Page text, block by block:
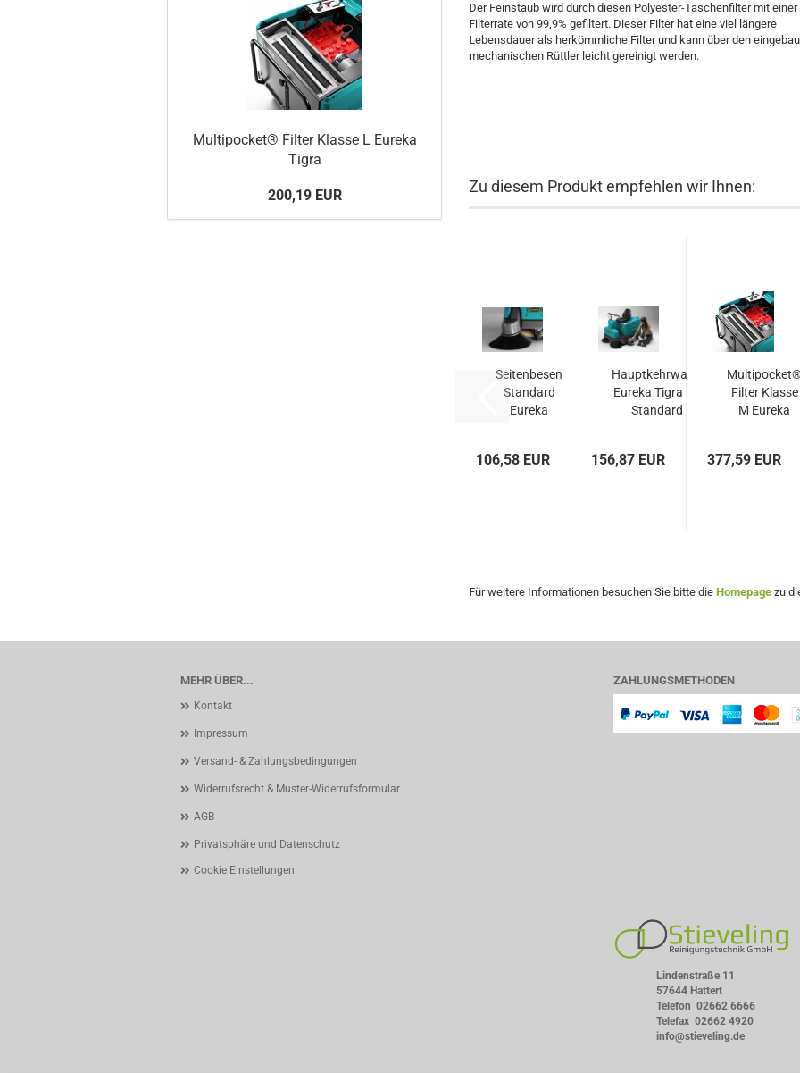
Der Feinstaub wird durch diesen Polyester-Taschenfilter mit einer
Filterrate von 99,9% gefiltert. Dieser Filter hat eine viel längere
Lebensdauer als herkömmliche Filter und kann über den
mechanischen Rüttler leicht gereinigt werden.
Zu diesem Produkt empfehlen wir Ihnen:
Seitenbesen
Standard
Eureka
106,58 EUR
Hauptkehrwalze
Eureka Tigra EB
Standard
156,87 EUR
Filter Klasse
M Eureka
377,59 EUR
Für weitere Informationen besuchen Sie bitte dieHomepage zu
Multipocket® Filter Klasse L Eureka
Tigra
200,19 EUR
MEHR ÜBER...
Kontakt
Impressum
Versand- & Zahlungsbedingungen
Widerrufsrecht & Muster-Widerrufsformular
AGB
Privatsphäre und Datenschutz
Cookie Einstellungen
ZAHLUNGSMETHODEN
Lindenstraße 11
57644 Hattert
Telefon 02662 6666
Telefax 02662 4920
info@stieveling.de